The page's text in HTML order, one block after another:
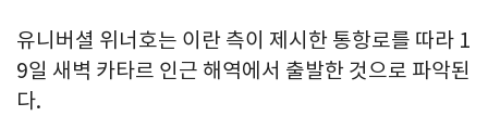
유니버셜 위너호는 이란 측이 제시한 통항로를 따라 1
9일 새벽 카타르 인근 해역에서 출발한 것으로 파악된
다.